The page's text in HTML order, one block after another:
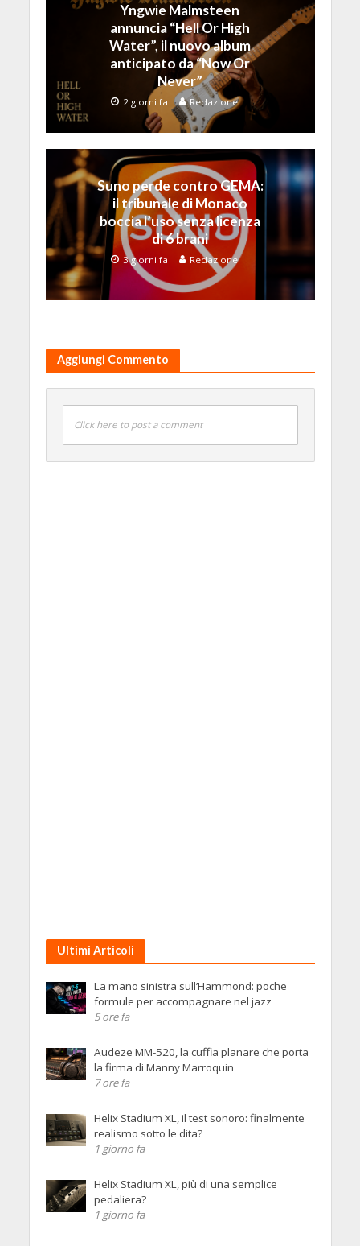
Yngwie Malmsteen
annuncia “Hell Or High
Water”, il nuovo album
anticipato da “Now Or
Never”
2 giorni fa Redazione
Suno perde contro GEMA:
il tribunale di Monaco
boccia l’uso senza licenza
di 6 brani
3 giorni fa Redazione
Aggiungi Commento
Click here to post a comment
Ultimi Articoli
La mano sinistra sull’Hammond: poche
formule per accompagnare nel jazz
5 ore fa
Audeze MM-520, la cuffia planare che porta
la firma di Manny Marroquin
7 ore fa
Helix Stadium XL, il test sonoro: finalmente
realismo sotto le dita?
1 giorno fa
Helix Stadium XL, più di una semplice
pedaliera?
1 giorno fa